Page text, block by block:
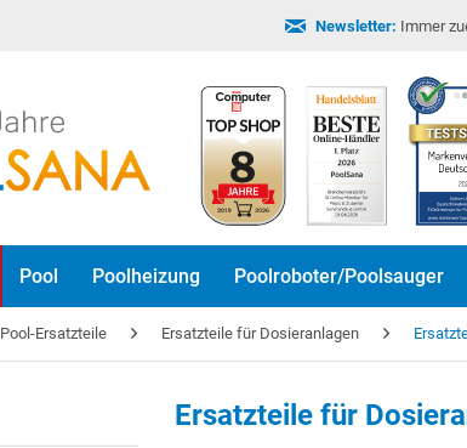
Newsletter: Immer
Pool Poolheizung Poolroboter/Poolsauger
Pool-Ersatzteile Ersatzteile für Dosieranlagen
Ersatzteile für